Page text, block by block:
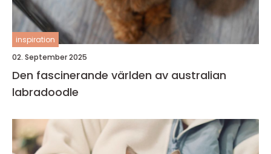
inspiration
02. September 2025
Den fascinerande världen av australian
labradoodle